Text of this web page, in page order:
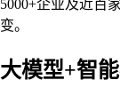
5000+企业及近百
变。
大模型+智